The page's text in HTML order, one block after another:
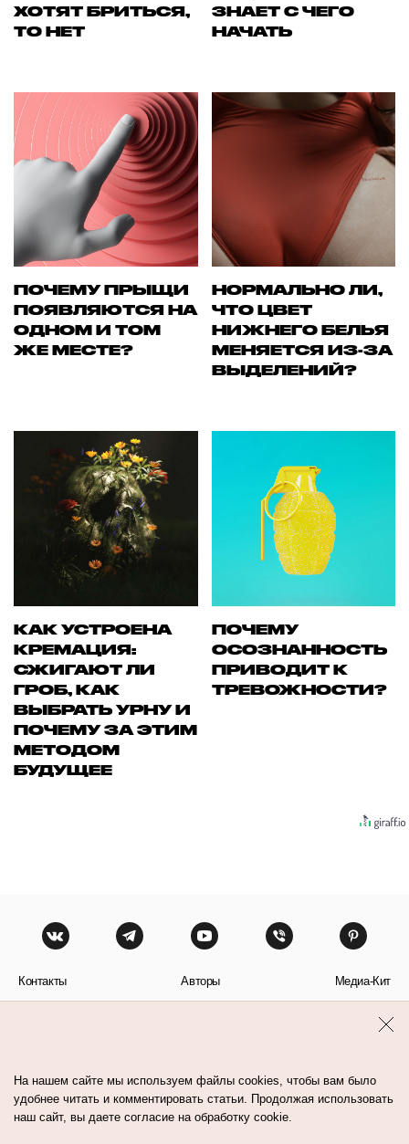
ХОТЯТ БРИТЬСЯ,
ТО НЕТ
ЗНАЕТ С ЧЕГО
НАЧАТЬ
ПОЧЕМУ ПРЫЩИ
ПОЯВЛЯЮТСЯ НА
ОДНОМ И ТОМ
ЖЕ МЕСТЕ?
НОРМАЛЬНО ЛИ,
ЧТО ЦВЕТ
НИЖНЕГО БЕЛЬЯ
МЕНЯЕТСЯ ИЗ-ЗА
ВЫДЕЛЕНИЙ?
КАК УСТРОЕНА
КРЕМАЦИЯ:
СЖИГАЮТ ЛИ
ГРОБ, КАК
ВЫБРАТЬ УРНУ И
ПОЧЕМУ ЗА ЭТИМ
МЕТОДОМ
БУДУЩЕЕ
ПОЧЕМУ
ОСОЗНАННОСТЬ
ПРИВОДИТ К
ТРЕВОЖНОСТИ?
Контакты Авторы Медиа-Кит
На нашем сайте мы используем файлы cookies, чтобы вам было
удобнее читать и комментировать статьи. Продолжая использовать
наш сайт, вы даете согласие на обработку cookie.